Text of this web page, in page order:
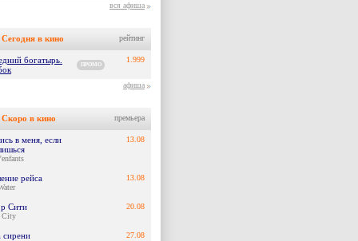
вся афиша
Сегодня в кино рейтинг
богатырь.
ПРОМО
1.999
афиша
Скоро в кино премьера
в меня, если
13.08
рейса 13.08
Сити
City
20.08
сирени 27.08